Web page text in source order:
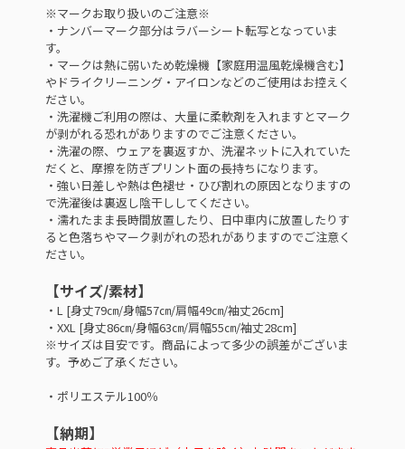
※マークお取り扱いのご注意※
・ナンバーマーク部分はラバーシート転写となっていま
す。
・マークは熱に弱いため乾燥機【家庭用温風乾燥機含む】
やドライクリーニング・アイロンなどのご使用はお控えく
ださい。
・洗濯機ご利用の際は、大量に柔軟剤を入れますとマーク
が剥がれる恐れがありますのでご注意ください。
・洗濯の際、ウェアを裏返すか、洗濯ネットに入れていた
だくと、摩擦を防ぎプリント面の長持ちになります。
・強い日差しや熱は色褪せ・ひび割れの原因となりますの
で洗濯後は裏返し陰干ししてください。
・濡れたまま長時間放置したり、日中車内に放置したりす
ると色落ちやマーク剥がれの恐れがありますのでご注意く
ださい。
【サイズ/素材】
・L [身丈79㎝/身幅57㎝/肩幅49㎝/袖丈26cm]
・XXL [身丈86㎝/身幅63㎝/肩幅55㎝/袖丈28cm]
※サイズは目安です。商品によって多少の誤差がございま
す。予めご了承ください。
・ポリエステル100％
【納期】